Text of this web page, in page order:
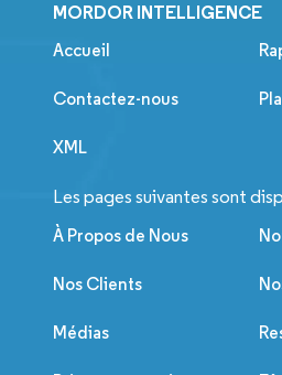
MORDOR INTELLIGENCE
Accueil
Contactez-nous
XML
Les pages suivantes sont
À Propos de Nous
Nos Clients
Médias